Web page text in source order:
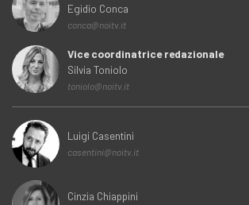
Egidio Conca
conca@noitv.it
Vice coordinatrice redazionale
Silvia Toniolo
toniolo@noitv.it
Luigi Casentini
casentini@noitv.it
Cinzia Chiappini